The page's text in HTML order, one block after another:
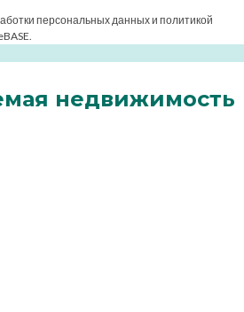
персональных данных и политикой
недвижимость